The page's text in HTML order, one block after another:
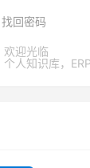
欢迎光临
个人知识库，
找回密码